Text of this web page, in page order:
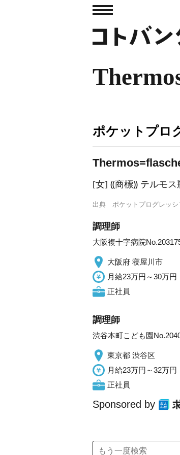
ポケットプロ
The
[女] ⸨商標⸩ テルモス
出典 ポケットプログレッシ
調理師
大阪複十字病院
大阪府 寝屋川市
月給23万円～30万円
正社員
調理師
渋谷本町こども園
東京都 渋谷区
月給23万円～32万円
正社員
Sponsored by